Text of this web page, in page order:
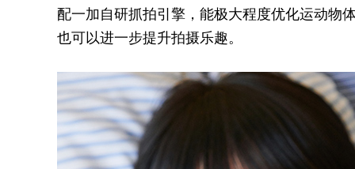
配一加自研抓拍引擎，能极大程度优化运动物
也可以进一步提升拍摄乐趣。